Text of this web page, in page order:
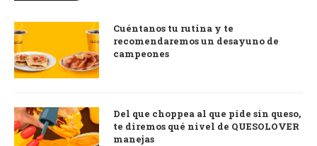
Cuéntanos tu rutina y te
recomendaremos un desayuno de
campeones
Del que choppea al que pide sin queso,
te diremos qué nivel de QUESOLOVER
manejas